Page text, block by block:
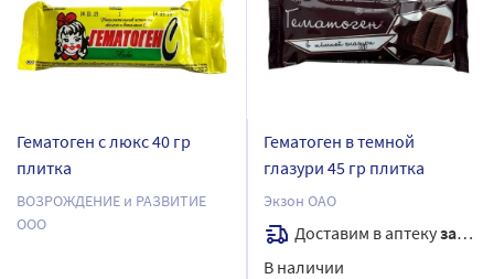
Гематоген с люкс 40 гр
плитка
ВОЗРОЖДЕНИЕ и РАЗВИТИЕ
ООО
Гематоген в темной
глазури 45 гр плитка
Экзон ОАО
Доставим в аптекузавтра
В наличии